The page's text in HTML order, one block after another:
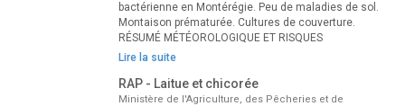
bactérienne en Montérégie. Peu de maladies de sol.
Montaison prématurée. Cultures de couverture.
RÉSUMÉ MÉTÉOROLOGIQUE ET RISQUES
Lire la suite
RAP - Laitue et chicorée
Ministère de l'Agriculture, des Pêcheries et de